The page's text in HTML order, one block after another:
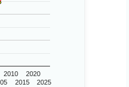
2010
2015
2020
2025